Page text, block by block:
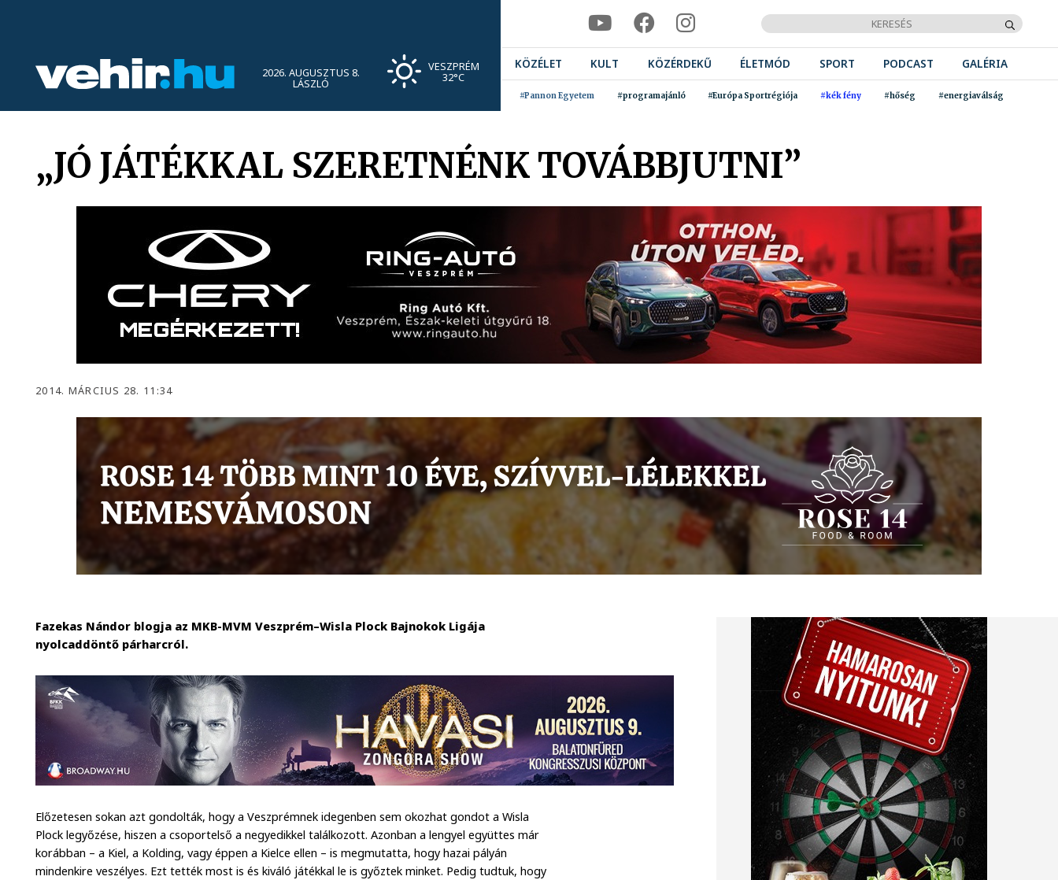
2026. AUGUSZTUS 8.
LÁSZLÓ
VESZPRÉM
32°C
KÖZÉLET KULT KÖZÉRDEKŰ ÉLETMÓD SPORT PODCAST GALÉRIA
#Pannon Egyetem #programajánló #Európa Sportrégiója #kék fény #hőség #energiaválság
„JÓ JÁTÉKKAL SZERETNÉNK TOVÁBBJUTNI”
2014. MÁRCIUS 28. 11:34
Fazekas Nándor blogja az MKB-MVM Veszprém–Wisla Plock Bajnokok Ligája
nyolcaddöntő párharcról.
Előzetesen sokan azt gondolták, hogy a Veszprémnek idegenben sem okozhat gondot a Wisla
Plock legyőzése, hiszen a csoportelső a negyedikkel találkozott. Azonban a lengyel együttes már
korábban – a Kiel, a Kolding, vagy éppen a Kielce ellen – is megmutatta, hogy hazai pályán
mindenkire veszélyes. Ezt tették most is és kiváló játékkal le is győztek minket. Pedig tudtuk, hogy